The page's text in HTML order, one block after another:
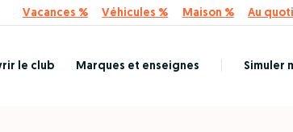
Vacances % Véhicules % Maison % Au
le club Marques et enseignes Simuler